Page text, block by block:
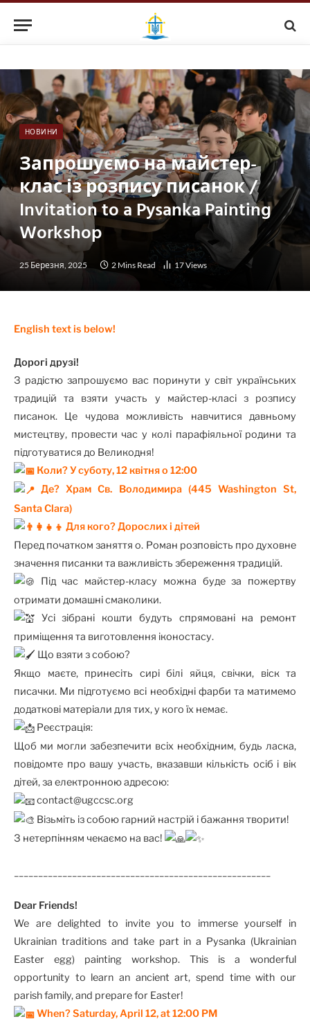
НОВИНИ
Запрошуємо на майстер-
клас із розпису писанок /
Invitation to a Pysanka Painting
Workshop
25 Березня, 2025 2 Mins Read 17Views
English text is below!
Дорогі друзі!
З радістю запрошуємо вас поринути у світ українських
традицій та взяти участь у майстер-класі з розпису
писанок. Це чудова можливість навчитися давньому
мистецтву, провести час у колі парафіяльної родини та
підготуватися до Великодня!
Коли? У суботу, 12 квітня о 12:00
Де? Храм Св. Володимира (445 Washington St,
Santa Clara)
Для кого? Дорослих і дітей
Перед початком заняття о. Роман розповість про духовне
значення писанки та важливість збереження традицій.
Під час майстер-класу можна буде за пожертву
отримати домашні смаколики.
Усі зібрані кошти будуть спрямовані на ремонт
приміщення та виготовлення іконостасу.
Що взяти з собою?
Якщо маєте, принесіть сирі білі яйця, свічки, віск та
писачки. Ми підготуємо всі необхідні фарби та матимемо
додаткові матеріали для тих, у кого їх немає.
Реєстрація:
Щоб ми могли забезпечити всіх необхідним, будь ласка,
повідомте про вашу участь, вказавши кількість осіб і вік
дітей, за електронною адресою:
contact@ugccsc.org
Візьміть із собою гарний настрій і бажання творити!
З нетерпінням чекаємо на вас!
Dear Friends!
We are delighted to invite you to immerse yourself in
Ukrainian traditions and take part in a Pysanka (Ukrainian
Easter egg) painting workshop. This is a wonderful
opportunity to learn an ancient art, spend time with our
parish family, and prepare for Easter!
When? Saturday, April 12, at 12:00 PM